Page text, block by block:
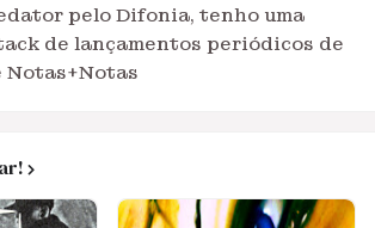
pelo Difonia, tenho uma
de lançamentos periódicos de
Notas+Notas